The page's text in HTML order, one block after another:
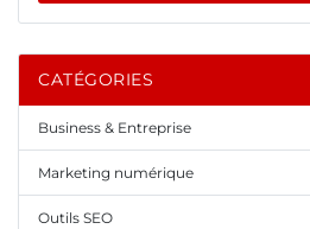
CATÉGORIES
Business & Entreprise
Marketing numérique
Outils SEO